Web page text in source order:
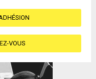
VOUS